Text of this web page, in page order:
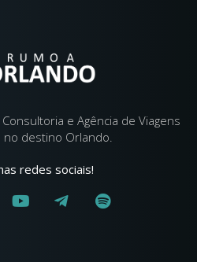
e Agência de Viagens
no destino Orlando.
redes sociais!